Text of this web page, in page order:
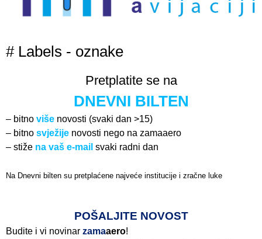
# Labels - oznake
Pretplatite se na
DNEVNI BILTEN
– bitno više novosti (svaki dan >15)
– bitno svježije novosti nego na zamaaero
– stiže na vaš e-mail svaki radni dan
Na Dnevni bilten su pretplaćene najveće institucije i zračne luke
POŠALJITE NOVOST
Budite i vi novinar zamaaero!